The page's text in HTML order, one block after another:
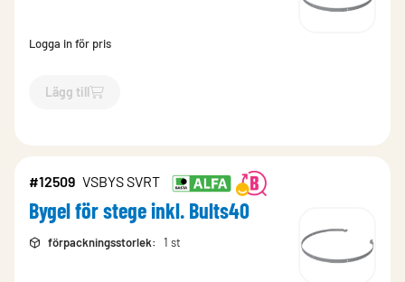
Logga in för pris
Lägg till
`$Lägg till
#12509 VSBYS SVRT
Bygel för stege inkl. Bults40
förpackningsstorlek: 1 st